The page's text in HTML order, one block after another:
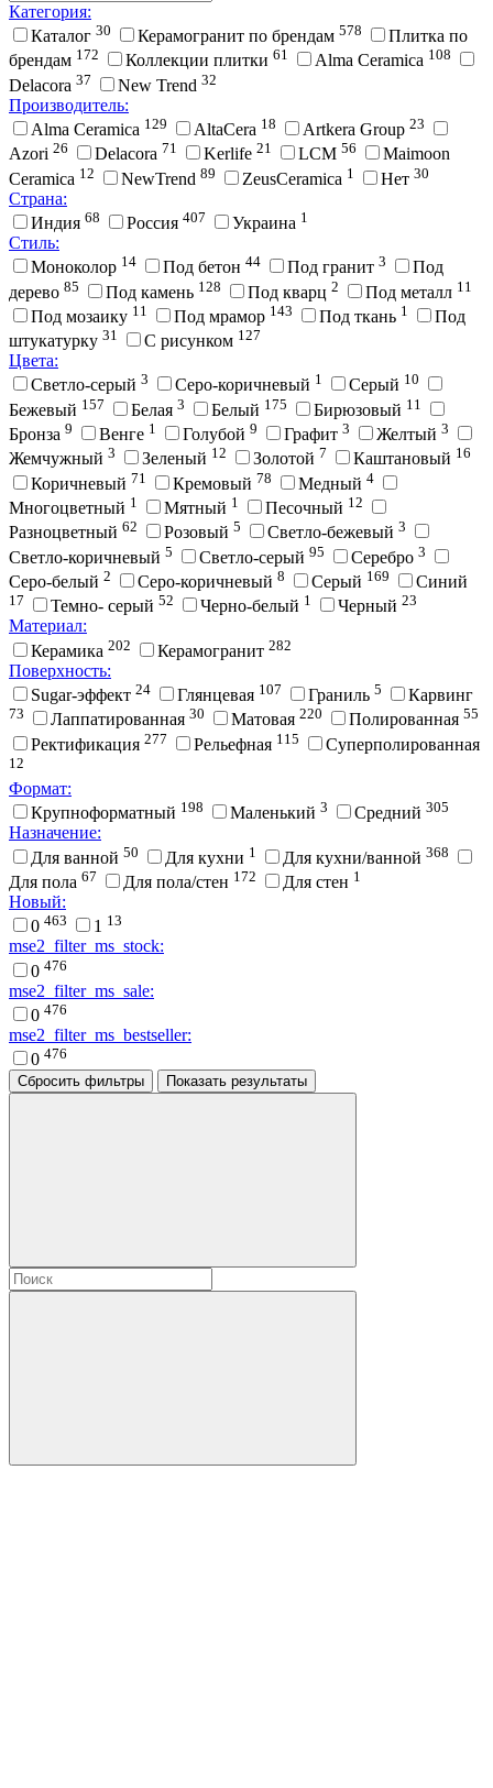
Категория:
Каталог 30 Керамогранит по брендам 578
Плитка по
брендам 172 Коллекции плитки 61 Alma Ceramica 108
Delacora 37 New Trend 32
Производитель:
Alma Ceramica 129 AltaCera 18 Artkera Group 23
Azori 26 Delacora 71 Kerlife 21 LCM 56
Maimoon
Ceramica 12 NewTrend 89 ZeusCeramica 1 Нет 30
Страна:
Индия 68 Россия 407 Украина 1
Стиль:
Моноколор 14 Под бетон 44 Под гранит 3
Под
дерево 85 Под камень 128 Под кварц 2 Под металл 11
Под мозаику 11 Под мрамор 143 Под ткань 1
Под
штукатурку 31 С рисунком 127
Цвета:
Cветло-серый 3 Cеро-коричневый 1 Cерый 10
Бежевый 157 Белая 3 Белый 175 Бирюзовый 11
Бронза 9 Венге 1 Голубой 9 Графит 3 Желтый 3
Жемчужный 3 Зеленый 12 Золотой 7 Каштановый 16
Коричневый 71 Кремовый 78 Медный 4
Многоцветный 1 Мятный 1 Песочный 12
Разноцветный 62 Розовый 5 Светло-бежевый 3
Светло-коричневый 5 Светло-серый 95 Серебро 3
Серо-белый 2 Серо-коричневый 8 Серый 169 Синий
17 Темно- серый 52 Черно-белый 1 Черный 23
Материал:
Керамика 202 Керамогранит 282
Поверхность:
Sugar-эффект 24 Глянцевая 107 Граниль 5 Карвинг
73 Лаппатированная 30 Матовая 220 Полированная 55
Ректификация 277 Рельефная 115 Суперполированная
12
Формат:
Крупноформатный 198 Маленький 3 Средний 305
Назначение:
Для ванной 50 Для кухни 1 Для кухни/ванной 368
Для пола 67 Для пола/стен 172 Для стен 1
Новый:
0 463 1 13
mse2_filter_ms_stock:
0 476
mse2_filter_ms_sale:
0 476
mse2_filter_ms_bestseller:
0 476
Сбросить фильтры
Показать результаты